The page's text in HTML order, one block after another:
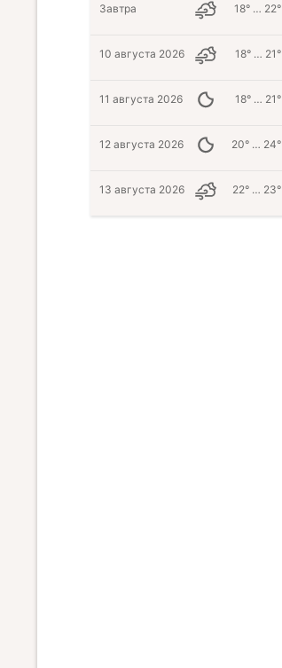
Завтра 18° … 22°
10 августа 2026 18° … 21°
11 августа 2026 18° … 21°
12 августа 2026 20° … 24°
13 августа 2026 22° … 23°